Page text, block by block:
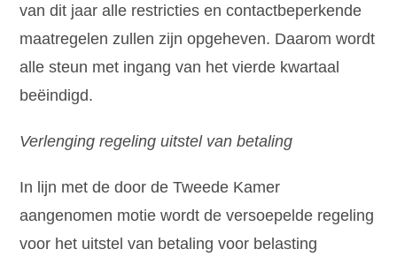
van dit jaar alle restricties en contactbeperkende
maatregelen zullen zijn opgeheven. Daarom wordt
alle steun met ingang van het vierde kwartaal
beëindigd.
Verlenging regeling uitstel van betaling
In lijn met de door de Tweede Kamer
aangenomen motie wordt de versoepelde regeling
voor het uitstel van betaling voor belasting